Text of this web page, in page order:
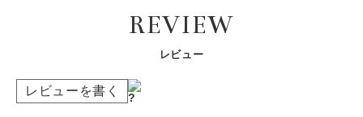
REVIEW
レビュー
レビューを書く